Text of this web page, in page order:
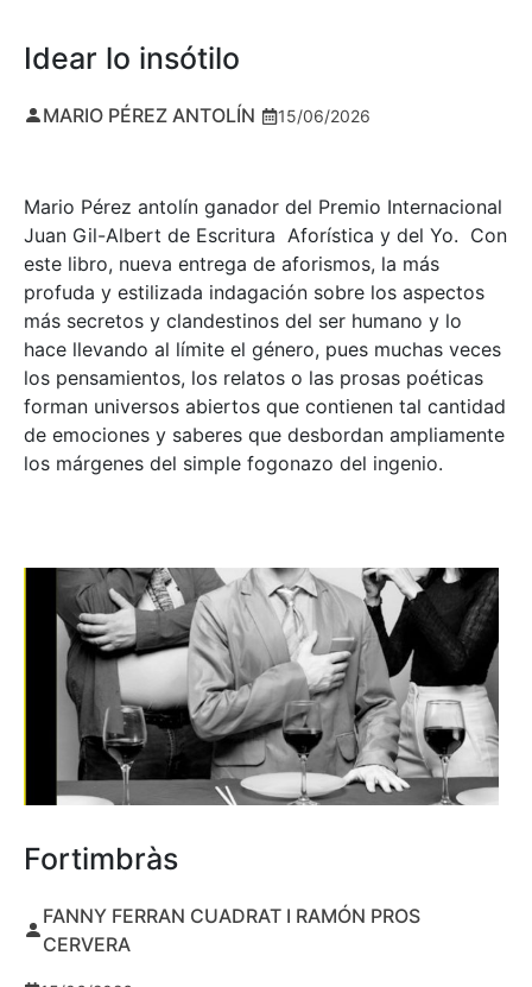
Idear lo insótilo
MARIO PÉREZ ANTOLÍN 15/06/2026
Mario Pérez antolín ganador del Premio Internacional
Juan Gil-Albert de Escritura Aforística y del Yo. Con
este libro, nueva entrega de aforismos, la más
profuda y estilizada indagación sobre los aspectos
más secretos y clandestinos del ser humano y lo
hace llevando al límite el género, pues muchas veces
los pensamientos, los relatos o las prosas poéticas
forman universos abiertos que contienen tal cantidad
de emociones y saberes que desbordan ampliamente
los márgenes del simple fogonazo del ingenio.
Fortimbràs
FANNY FERRAN CUADRAT I RAMÓN PROS
CERVERA